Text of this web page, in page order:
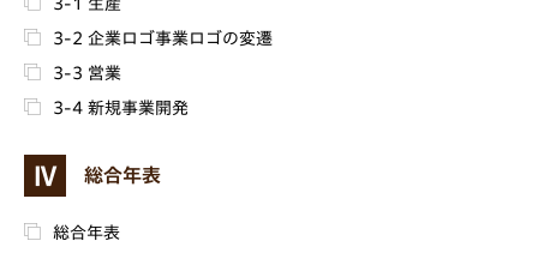
3-2 企業ロゴ事業ロゴの変遷
3-3 営業
3-4 新規事業開発
Ⅳ 総合年表
総合年表